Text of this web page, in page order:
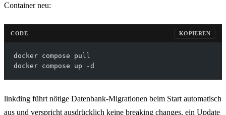
Container neu:
CODE KOPIEREN
docker compose pull
docker compose up -d
linkding führt nötige Datenbank-Migrationen beim Start automatisch
aus und verspricht ausdrücklich keine breaking changes, ein Update